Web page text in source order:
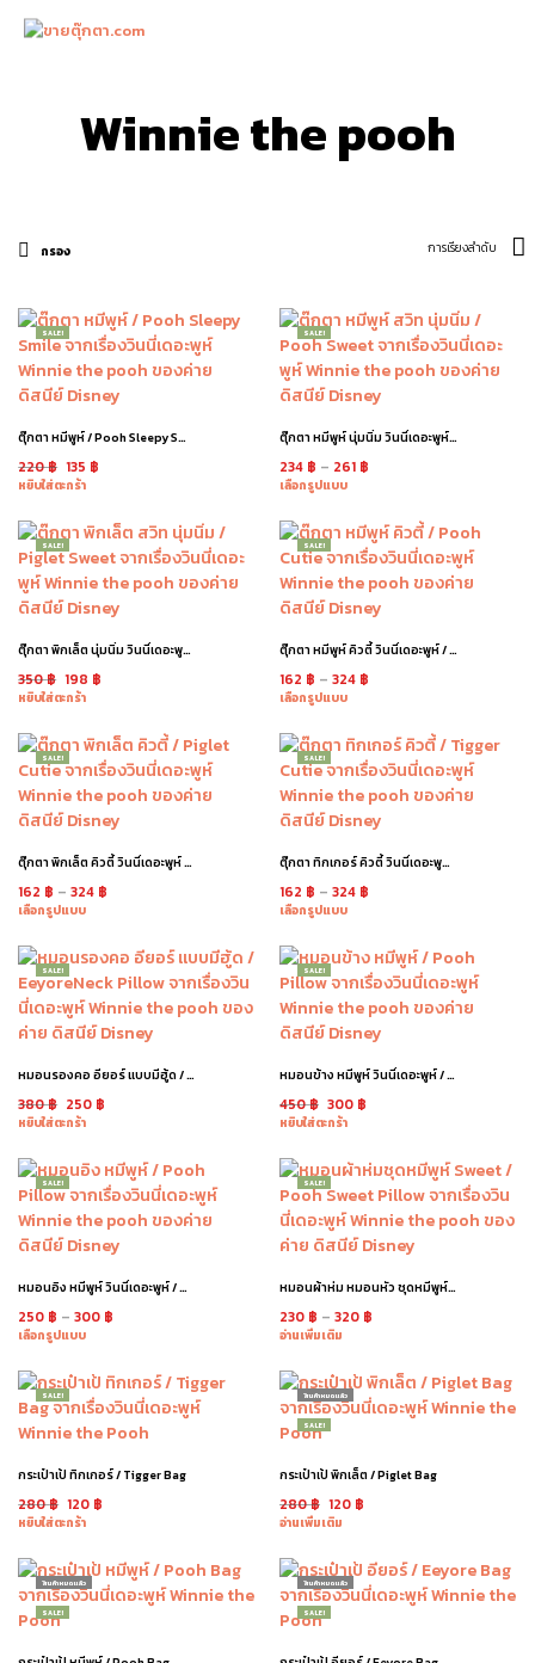
Winnie the pooh
กรอง
SALE!
ตุ๊กตา หมีพูห์ / Pooh Sleepy Smile
220฿ 135 ฿
หยิบใส่ตะกร้า
SALE!
ตุ๊กตา หมีพูห์ นุ่มนิ่ม วินนี่เดอะพูห์ / Pooh
234 ฿ – 261 ฿
เลือกรูปแบบ
SALE!
ตุ๊กตา พิกเล็ต นุ่มนิ่ม วินนี่เดอะพูห์ / Soft Piglet
350฿ 198 ฿
หยิบใส่ตะกร้า
SALE!
ตุ๊กตา หมีพูห์ คิวตี้ วินนี่เดอะพูห์ / Pooh Cutie
162 ฿ – 324 ฿
เลือกรูปแบบ
SALE!
ตุ๊กตา พิกเล็ต คิวตี้ วินนี่เดอะพูห์ / Piglet Cutie
162 ฿ –324 ฿
เลือกรูปแบบ
SALE!
ตุ๊กตา ทิกเกอร์ คิวตี้ วินนี่เดอะพูห์ / Tigger Cutie
162 ฿ – 324 ฿
เลือกรูปแบบ
SALE!
หมอนรองคอ อียอร์ แบบมีฮู้ด / Eeyore Neck Pillow
380฿ 250 ฿
หยิบใส่ตะกร้า
SALE!
หมอนข้าง หมีพูห์ วินนี่เดอะพูห์ / Winnie the Pooh Pillow
450฿ 300 ฿
หยิบใส่ตะกร้า
SALE!
หมอนอิง หมีพูห์ วินนี่เดอะพูห์ / Winnie the Pooh Pillow
250 ฿ –300 ฿
เลือกรูปแบบ
SALE!
หมอนผ้าห่ม หมอนหัว ชุดหมีพูห์ Sweet / Pooh Sweet Pillow
230 ฿ – 320 ฿
อ่านเพิ่มเติม
SALE!
กระเป๋าเป้ ทิกเกอร์ / Tigger Bag
280฿ 120 ฿
หยิบใส่ตะกร้า
SALE!
สินค้าหมดแล้ว
กระเป๋าเป้ พิกเล็ต / Piglet Bag
280฿ 120 ฿
อ่านเพิ่มเติม
SALE!
สินค้าหมดแล้ว
SALE!
สินค้าหมดแล้ว